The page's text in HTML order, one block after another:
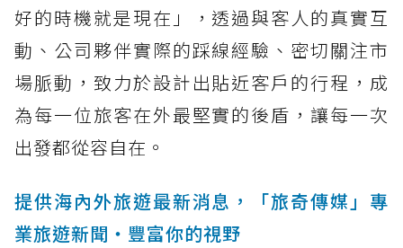
好的時機就是現在」，透過與客人的真實互
動、公司夥伴實際的踩線經驗、密切關注市
場脈動，致力於設計出貼近客戶的行程，成
為每一位旅客在外最堅實的後盾，讓每一次
出發都從容自在。
提供海內外旅遊最新消息，「旅奇傳媒」專
業旅遊新聞‧豐富你的視野